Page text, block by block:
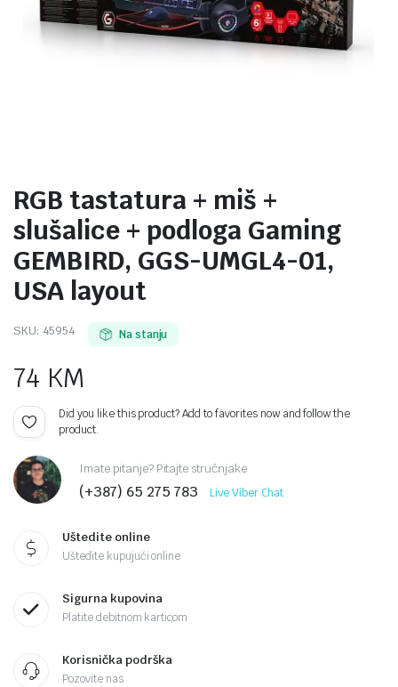
RGB tastatura + miš +
slušalice + podloga Gaming
GEMBIRD, GGS-UMGL4-01,
USA layout
SKU: 45954 Na stanju
74 KM
Did you like this product? Add to favorites now and follow the
product.
Imate pitanje? Pitajte stručnjake
(+387) 65 275 783 Live Viber Chat
Uštedite online
Uštedite kupujući online
Sigurna kupovina
Platite debitnom karticom
Korisnička podrška
Pozovite nas